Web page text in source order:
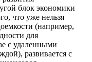
блок экономики
что уже нельзя
(например,
для
с удаленными
развивается с